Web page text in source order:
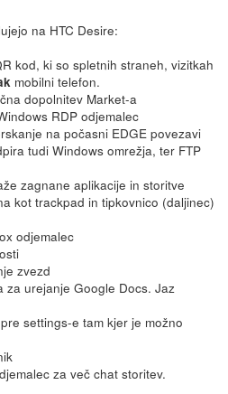
na HTC Desire:
kod, ki so spletnih straneh, vizitkah
mobilni telefon.
dopolnitev Market-a
RDP odjemalec
na počasni EDGE povezavi
tudi Windows omrežja, ter FTP
zagnane aplikacije in storitve
kot trackpad in tipkovnico (daljinec)
odjemalec
zvezd
za urejanje Google Docs. Jaz
settings-e tam kjer je možno
za več chat storitev.